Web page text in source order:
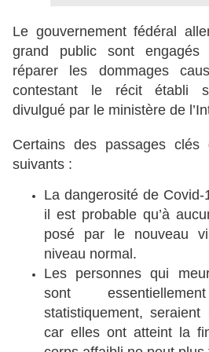
Le gouvernement fédéral
grand public sont
réparer les dommages
contestant le récit établi
divulgué par le ministère de
Certains des passages
suivants :
La dangerosité de
il est probable qu’à
posé par le nouveau
niveau normal.
Les personnes qui
sont
statistiquement,
car elles ont atteint la